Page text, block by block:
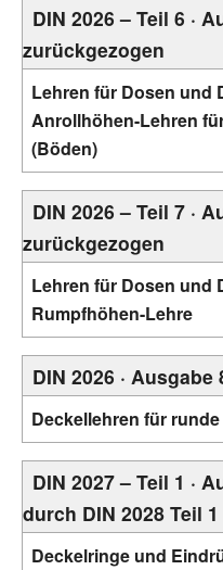
DIN 2026 – Teil 6 ·
zurückgezogen
Lehren für Dosen und
Anrollhöhen-Lehren
(Böden)
DIN 2026 – Teil 7 ·
zurückgezogen
Lehren für Dosen und
Rumpfhöhen-Lehre
DIN 2026 ·
Deckellehren für
DIN 2027 – Teil 1 ·
durch DIN 2028 Teil
Deckelringe und